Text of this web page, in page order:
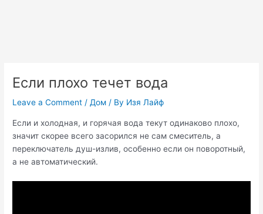
Если плохо течет вода
Leave a Comment /Дом / By Изя Лайф
Если и холодная, и горячая вода текут одинаково плохо,
значит скорее всего засорился не сам смеситель, а
переключатель душ-излив, особенно если он поворотный,
а не автоматический.